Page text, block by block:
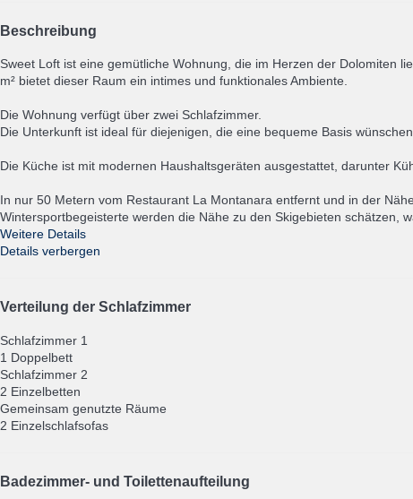
Beschreibung
Sweet Loft ist eine gemütliche Wohnung, die im Herzen der Dolomiten
m² bietet dieser Raum ein intimes und funktionales Ambiente.
Die Wohnung verfügt über zwei Schlafzimmer.
Die Unterkunft ist ideal für diejenigen, die eine bequeme Basis
Die Küche ist mit modernen Haushaltsgeräten ausgestattet, darunter
In nur 50 Metern vom Restaurant La Montanara entfernt und in der
Wintersportbegeisterte werden die Nähe zu den Skigebieten schätzen,
Weitere Details
Details verbergen
Verteilung der Schlafzimmer
Schlafzimmer 1
1 Doppelbett
Schlafzimmer 2
2 Einzelbetten
Gemeinsam genutzte Räume
2 Einzelschlafsofas
Badezimmer- und Toilettenaufteilung